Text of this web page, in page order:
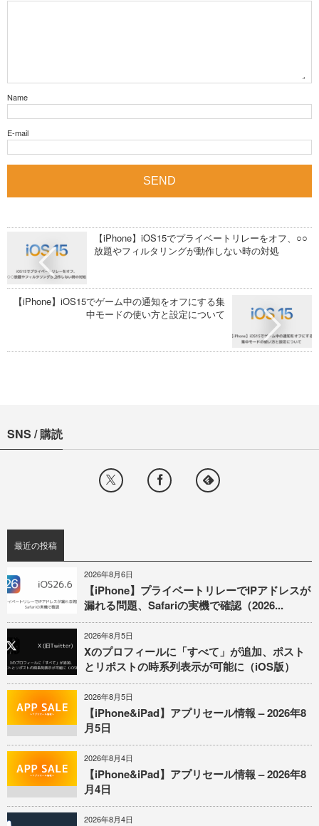
Name
E-mail
【iPhone】iOS15でプライベートリレーをオフ、○○
放題やフィルタリングが動作しない時の対処
【iPhone】iOS15でゲーム中の通知をオフにする集
中モードの使い方と設定について
SNS / 購読
最近の投稿
2026年8月6日
【iPhone】プライベートリレーでIPアドレスが
漏れる問題、Safariの実機で確認（2026...
2026年8月5日
Xのプロフィールに「すべて」が追加、ポスト
とリポストの時系列表示が可能に（iOS版）
2026年8月5日
【iPhone&iPad】アプリセール情報 – 2026年8
月5日
2026年8月4日
【iPhone&iPad】アプリセール情報 – 2026年8
月4日
2026年8月4日